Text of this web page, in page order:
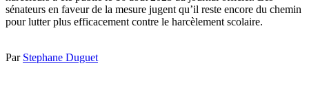
sénateurs en faveur de la mesure jugent qu’il reste encore du chemin
pour lutter plus efficacement contre le harcèlement scolaire.
Par Stephane Duguet